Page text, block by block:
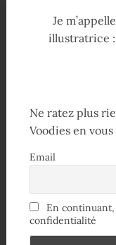
Je m’appelle
illustratrice :
Ne ratez plus
Voodies en
Email
En continuant,
confidentialité